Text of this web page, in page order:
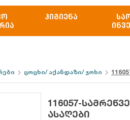
ᲰᲘᲒᲘᲔᲜᲐ
ცოცხი/ აქანდაზი/ ჯოხი
116057-
ასაღები